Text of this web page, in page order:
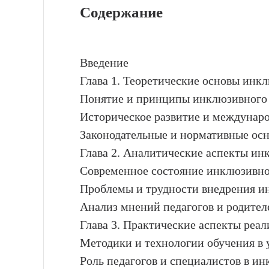
Содержание
Введение
Глава 1. Теоретические основы
Понятие и принципы инклюзивного
Историческое развитие и
Законодательные и нормативные
Глава 2. Аналитические аспекты
Современное состояние
Проблемы и трудности внедрения
Анализ мнений педагогов и
Глава 3. Практические аспекты
Методики и технологии обучения в
Роль педагогов и специалистов в